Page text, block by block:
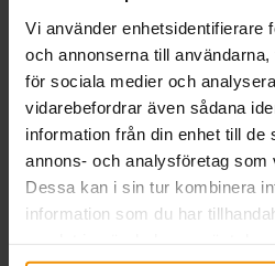
Vi använder enhetsidentifierare
och annonserna till
för sociala medier och
vidarebefordrar även sådana
information från din enhet till de
annons- och analysföretag som
Dessa kan i sin tur kombinera
information som du har
Fler